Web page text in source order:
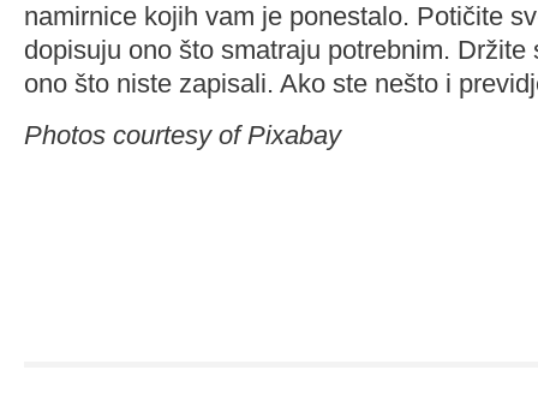
namirnice kojih vam je ponestalo. Potičite
dopisuju ono što smatraju potrebnim. Držite
ono što niste zapisali. Ako ste nešto i
Photos courtesy of Pixabay